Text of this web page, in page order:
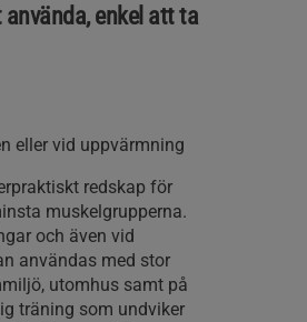
enkel att ta
eller vid uppvärmning
redskap för
muskelgrupperna.
och även vid
användas med stor
utomhus samt på
träning som undviker